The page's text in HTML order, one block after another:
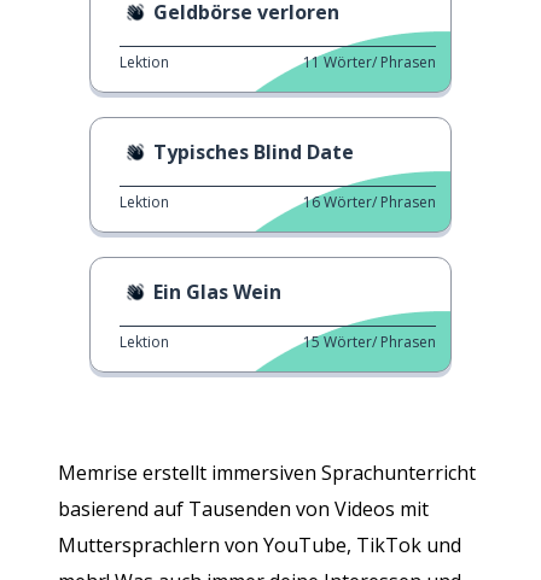
Memrise erstellt immersiven Sprachunterricht
basierend auf Tausenden von Videos mit
Muttersprachlern von YouTube, TikTok und
Geldbörse verloren
Lektion 11Wörter/ Phrasen
Typisches Blind Date
Lektion 16Wörter/ Phrasen
Ein Glas Wein
Lektion 15Wörter/ Phrasen